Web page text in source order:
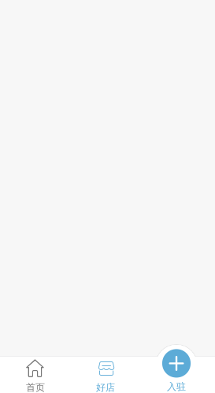
首页 好店 入驻